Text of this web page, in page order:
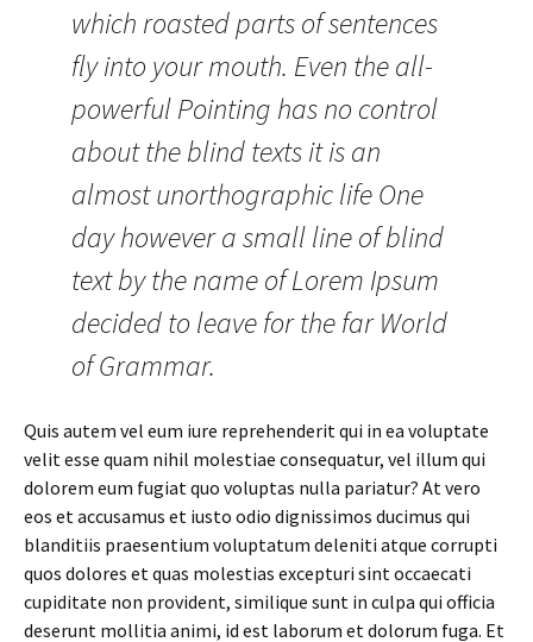
which roasted parts of sentences
fly into your mouth. Even the all-
powerful Pointing has no control
about the blind texts it is an
almost unorthographic life One
day however a small line of blind
text by the name of Lorem Ipsum
decided to leave for the far World
of Grammar.
Quis autem vel eum iure reprehenderit qui in ea voluptate
velit esse quam nihil molestiae consequatur, vel illum qui
dolorem eum fugiat quo voluptas nulla pariatur? At vero
eos et accusamus et iusto odio dignissimos ducimus qui
blanditiis praesentium voluptatum deleniti atque corrupti
quos dolores et quas molestias excepturi sint occaecati
cupiditate non provident, similique sunt in culpa qui officia
deserunt mollitia animi, id est laborum et dolorum fuga. Et